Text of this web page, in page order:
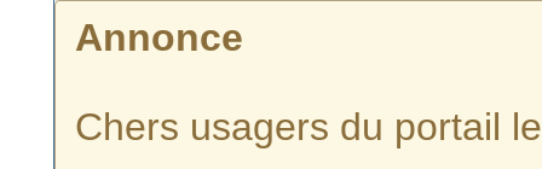
Annonce
Chers usagers du portail